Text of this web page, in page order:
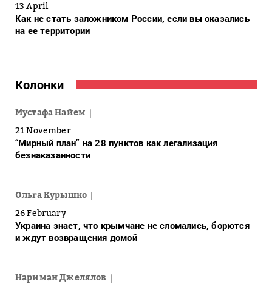
13 April
Как не стать заложником России, если вы оказались
на ее территории
Колонки
Мустафа Найем
21 November
“Мирный план” на 28 пунктов как легализация
безнаказанности
Ольга Курышко
26 February
Украина знает, что крымчане не сломались, борются
и ждут возвращения домой
Нариман Джелялов